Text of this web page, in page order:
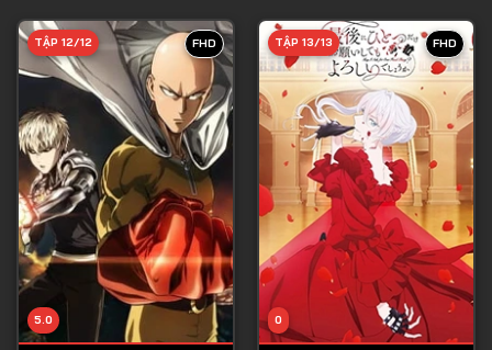
Tập 7
Tập 8
Tập 9
Tập 10
Tập 11
Tập 12
Tập 13
Tập 14
Tập 15
FHD
5.0
TẬP 12/12 FHD
0
TẬP 13/13